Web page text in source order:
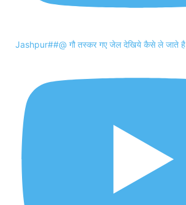
Jashpur##@ गौ तस्कर गए जेल देखिये कैसे ले जाते है